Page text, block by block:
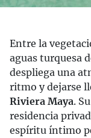
Entre la
aguas turquesa
despliega una
ritmo y dejarse
Riviera Maya.
residencia
espíritu íntimo